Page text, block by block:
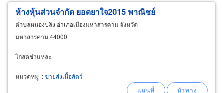
ห้างหุ้นส่วนจำกัด ยอดยาใจ2015 พาณิชย์
ตำบลหนองปลิง อำเภอเมืองมหาสารคาม จังหวัด
มหาสารคาม 44000
ไก่สดชำแหละ
หมวดหมู่ :ขายส่งเนื้อสัตว์